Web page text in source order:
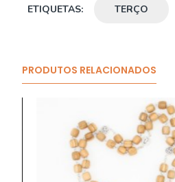
ETIQUETAS: TERÇO
PRODUTOS RELACIONADOS